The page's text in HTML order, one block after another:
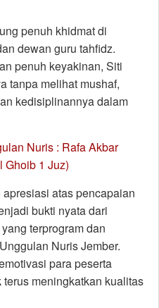
penuh khidmat di
dewan guru tahfidz.
penuh keyakinan, Siti
tanpa melihat mushaf,
kedisiplinannya dalam
Nuris : Rafa Akbar
Ghoib 1 Juz)
atas pencapaian
bukti nyata dari
terprogram dan
Nuris Jember.
para peserta
meningkatkan kualitas